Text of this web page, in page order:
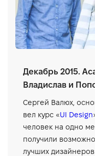
Декабрь 2015.
Владислав и
Сергей Валюх,
вел курс «UI Design
человек на одно
получили
лучших